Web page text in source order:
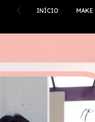
INÍCIO MAKE